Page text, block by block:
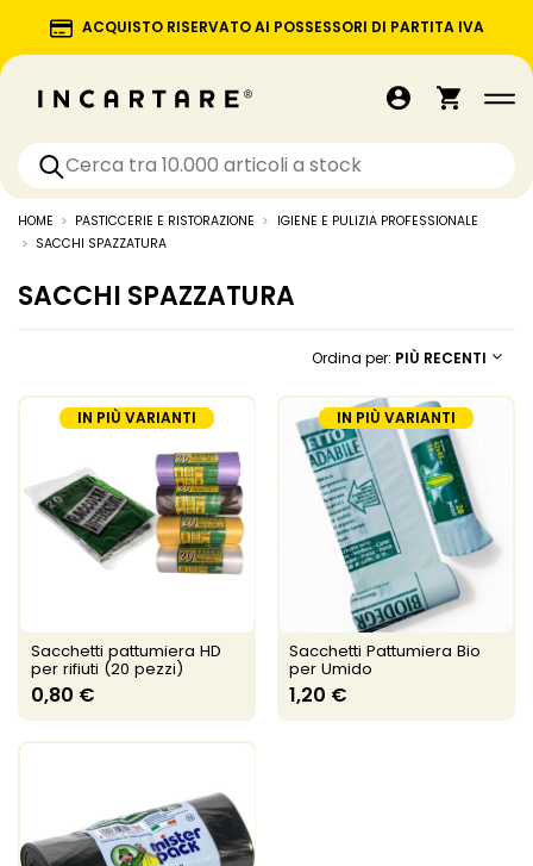
ACQUISTO RISERVATO AI POSSESSORI DI PARTITA IVA
HOME PASTICCERIE E RISTORAZIONE
IGIENE E PULIZIA PROFESSIONALE
SACCHI SPAZZATURA
SACCHI SPAZZATURA
Ordina per: PIÙ RECENTI
IN PIÙ VARIANTI
Sacchetti pattumiera HD
per rifiuti (20 pezzi)
0,80 €
IN PIÙ VARIANTI
Sacchetti Pattumiera Bio
per Umido
1,20 €